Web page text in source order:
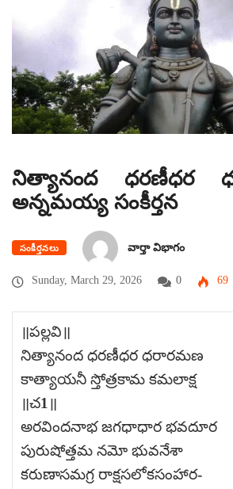
నిత్యానంద ధరణీధర
అన్నమయ్య సంకీర్తన
సంకీర్తనలు వార్తా విభాగం
Sunday, March 29, 2026 0 69
॥పల్లవి॥
నిత్యానంద ధరణీధర ధరారమణ
కాత్యాయనీ స్తోత్రకామ కమలాక్ష
॥చ1॥
అరవిందనాభ జగధాధార భవదూర
పురుషోత్తమ నమో భువనేశా
కరుణాసమగ్ర రాక్షసలోకసంహార-